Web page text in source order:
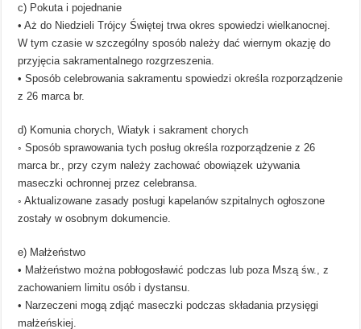
c) Pokuta i pojednanie
• Aż do Niedzieli Trójcy Świętej trwa okres spowiedzi wielkanocnej.
W tym czasie w szczególny sposób należy dać wiernym okazję do
przyjęcia sakramentalnego rozgrzeszenia.
• Sposób celebrowania sakramentu spowiedzi określa rozporządzenie
z 26 marca br.
d) Komunia chorych, Wiatyk i sakrament chorych
◦ Sposób sprawowania tych posług określa rozporządzenie z 26
marca br., przy czym należy zachować obowiązek używania
maseczki ochronnej przez celebransa.
◦ Aktualizowane zasady posługi kapelanów szpitalnych ogłoszone
zostały w osobnym dokumencie.
e) Małżeństwo
• Małżeństwo można pobłogosławić podczas lub poza Mszą św., z
zachowaniem limitu osób i dystansu.
• Narzeczeni mogą zdjąć maseczki podczas składania przysięgi
małżeńskiej.